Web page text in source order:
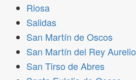
Riosa
Salidas
San Martín de Oscos
San Martín del Rey Aurelio
San Tirso de Abres